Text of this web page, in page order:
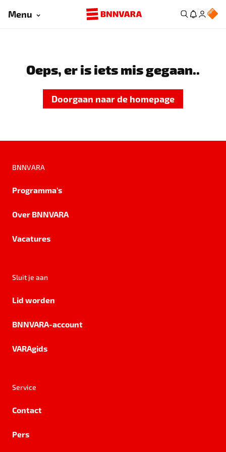
Menu
Oeps, er is iets mis gegaan..
Doorgaan naar de homepage
BNNVARA
Programma's
Over BNNVARA
Vacatures
Sluit je aan
Lid worden
BNNVARA-account
VARAgids
Service
Contact
Pers